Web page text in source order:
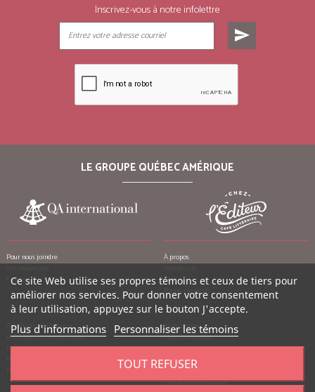
Inscrivez-vous à notre infolettre
send
LE GROUPE QUÉBEC AMÉRIQUE
Pour nous joindre
Emplois
À propos
Crédits
Remerciements
Conditions d’utilisation
Politique de confidentialité
Politique contre le harcèlement
Mon compte
Mes commandes
Mes notes de crédit
Mes adresses
Mes informations personnelles
Mes bons de réduction
Ce site Web utilise ses propres témoins et ceux de tiers pour
améliorer nos services. Pour donner votre consentement
à leur utilisation, appuyez sur le bouton J'accepte.
Plus d'informations Personnaliser les témoins
TOUT REFUSER